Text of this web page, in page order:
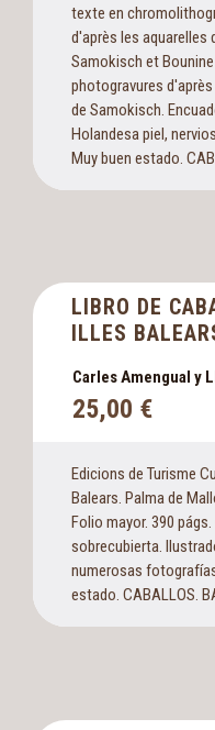
texte en
d'après les aquarelles
Samokisch et
photogravures
de Samokisch.
Holandesa piel,
Muy buen estado.
LIBRO DE
ILLES
Carles Amengual y
25,00 €
Edicions de Turisme
Balears. Palma de
Folio mayor. 390
sobrecubierta.
numerosas
estado. CABALLOS.